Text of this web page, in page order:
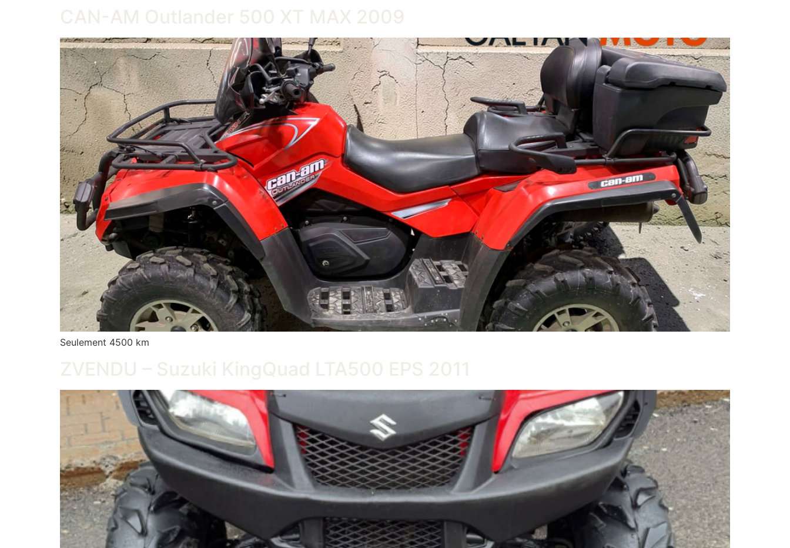
CAN-AM Outlander 500 XT MAX 2009
Seulement 4500 km
ZVENDU – Suzuki KingQuad LTA500 EPS 2011